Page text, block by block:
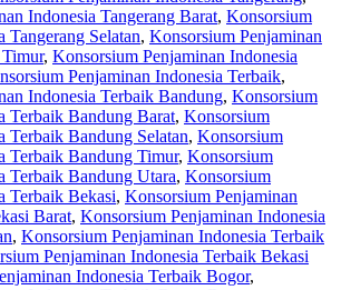
Indonesia Tangerang Barat, Konsorsium
Tangerang Selatan, Konsorsium Penjaminan
, Konsorsium Penjaminan Indonesia
Penjaminan Indonesia Terbaik,
Indonesia Terbaik Bandung, Konsorsium
Terbaik Bandung Barat, Konsorsium
Terbaik Bandung Selatan, Konsorsium
Terbaik Bandung Timur, Konsorsium
Terbaik Bandung Utara, Konsorsium
Terbaik Bekasi, Konsorsium Penjaminan
Barat, Konsorsium Penjaminan Indonesia
, Konsorsium Penjaminan Indonesia Terbaik
Penjaminan Indonesia Terbaik Bekasi
Indonesia Terbaik Bogor,